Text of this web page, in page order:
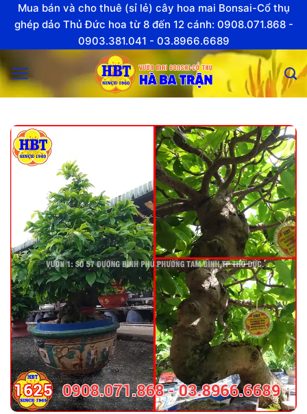
SkipMua bán và cho thuê (sỉ lẻ) cây hoa mai Bonsai-Cổ thụ
ghép dảo Thủ Đức hoa từ 8 đến 12 cánh: 0908.071.868 -
0903.381.041 - 03.8966.6689